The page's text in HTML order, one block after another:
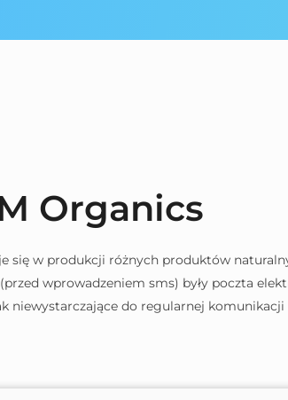
Organics
się w produkcji różnych produktów
wprowadzeniem sms) były poczta
niewystarczające do regularnej